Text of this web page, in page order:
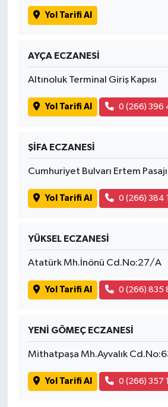
Yol Tarifi Al
AYÇA ECZANESİ
Altınoluk Terminal Giriş Kapısı
Yol Tarifi Al 0 (266) 396
ŞİFA ECZANESİ
Cumhuriyet Bulvarı Ertem
Yol Tarifi Al 0 (266) 384
YÜKSEL ECZANESİ
Atatürk Mh.İnönü Cd.No:27/A
Yol Tarifi Al 0 (266) 835
YENİ GÖMEÇ ECZANESİ
Mithatpaşa Mh.Ayvalık
Yol Tarifi Al 0 (266) 357